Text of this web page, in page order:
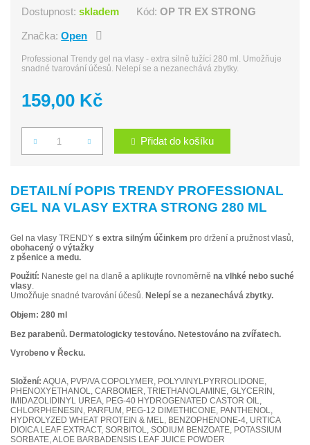
Dostupnost:skladem Kód: OP TR EX STRONG
Značka:Open
Professional Trendy gel na vlasy - extra silně tužící 280 ml. Umožňuje
snadné tvarování účesů. Nelepí se a nezanechává zbytky.
159,00 Kč
Počet Přidat do košíku
DETAILNÍ POPIS TRENDY PROFESSIONAL
GEL NA VLASY EXTRA STRONG 280 ML
Gel na vlasy TRENDY s extra silným účinkem pro držení a pružnost vlasů,
obohacený o výtažky
z pšenice a medu.
Použití: Naneste gel na dlaně a aplikujte rovnoměrně na vlhké nebo suché
vlasy.
Umožňuje snadné tvarování účesů. Nelepí se a nezanechává zbytky.
Objem: 280 ml
Bez parabenů. Dermatologicky testováno. Netestováno na zvířatech.
Vyrobeno v Řecku.
Složení: AQUA, PVP/VA COPOLYMER, POLYVINYLPYRROLIDONE,
PHENOXYETHANOL, CARBOMER, TRIETHANOLAMINE, GLYCERIN,
IMIDAZOLIDINYL UREA, PEG-40 HYDROGENATED CASTOR OIL,
CHLORPHENESIN, PARFUM, PEG-12 DIMETHICONE, PANTHENOL,
HYDROLYZED WHEAT PROTEIN & MEL, BENZOPHENONE-4, URTICA
DIOICA LEAF EXTRACT, SORBITOL, SODIUM BENZOATE, POTASSIUM
SORBATE, ALOE BARBADENSIS LEAF JUICE POWDER